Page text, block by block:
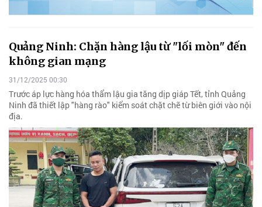
Quảng Ninh: Chặn hàng lậu từ "lối mòn" đến
không gian mạng
31/12/2025 00:30
Trước áp lực hàng hóa thẩm lậu gia tăng dịp giáp Tết, tỉnh Quảng
Ninh đã thiết lập "hàng rào" kiểm soát chặt chẽ từ biên giới vào nội
địa.